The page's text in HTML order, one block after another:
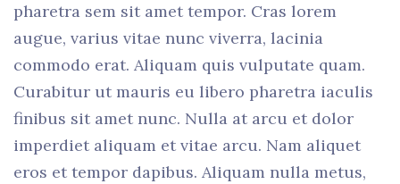
pharetra sem sit amet tempor. Cras lorem
augue, varius vitae nunc viverra, lacinia
commodo erat. Aliquam quis vulputate quam.
Curabitur ut mauris eu libero pharetra iaculis
finibus sit amet nunc. Nulla at arcu et dolor
imperdiet aliquam et vitae arcu. Nam aliquet
eros et tempor dapibus. Aliquam nulla metus,